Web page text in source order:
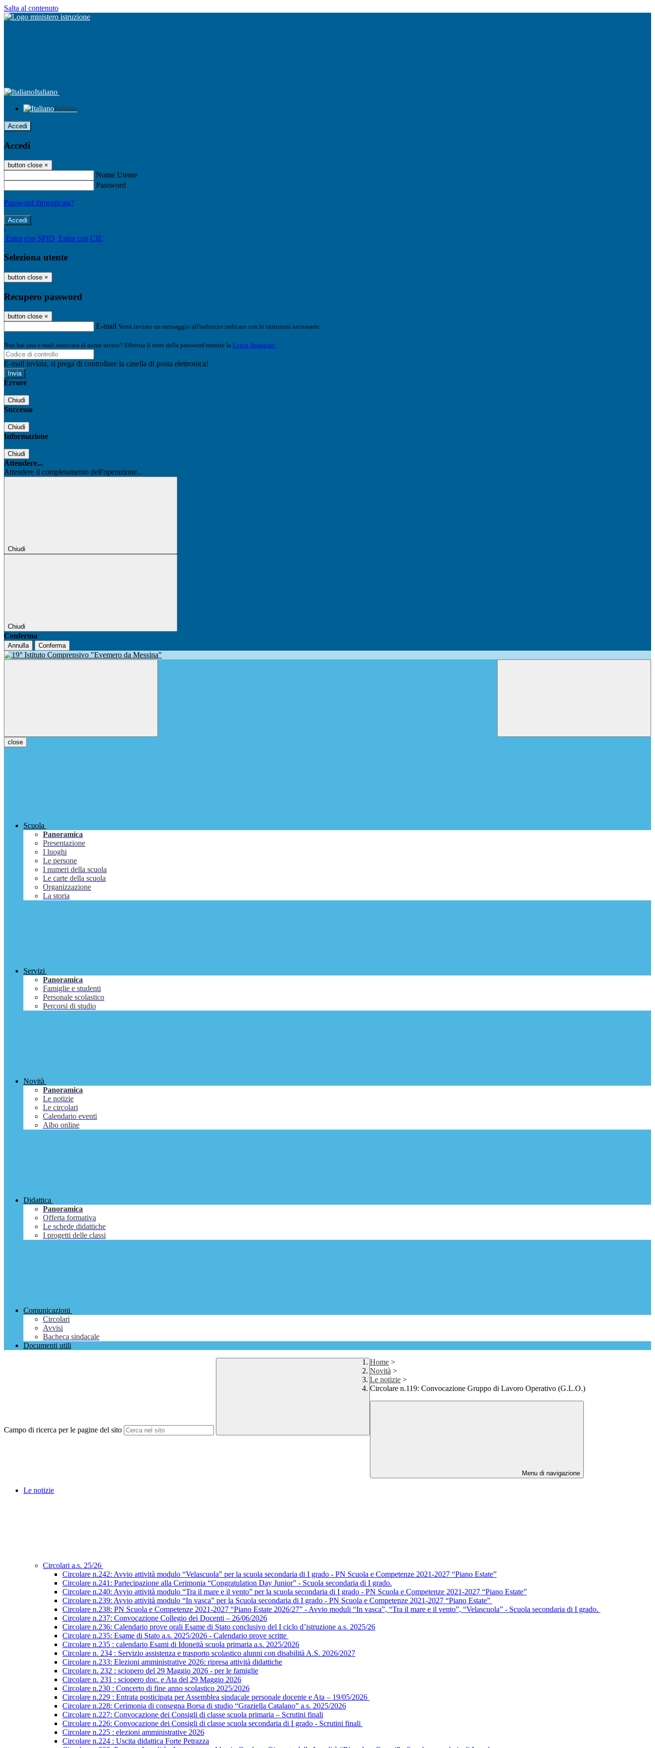
Salta al contenuto
Italiano
Italiano
Accedi
Accedi
button close ×
Nome Utente
Password
Password dimenticata?
-
Entra con SPID Entra con CIE
Seleziona utente
button close ×
Recupero password
button close ×
E-mail Verrà inviato un messaggio all'indirizzo indicato con le istruzioni necessarie.
Non hai una e-mail associata al nome utente? Effettua il reset della password tramite la Login Spaggiari
E-mail inviata, si prega di controllare la casella di posta elettronica!
Errore
Chiudi
Successo
Chiudi
Informazione
Chiudi
Attendere...
Attendere il completamento dell'operazione...
Chiudi
Chiudi
Conferma
Annulla Conferma
close
Scuola
Panoramica
Presentazione
I luoghi
Le persone
I numeri della scuola
Le carte della scuola
Organizzazione
La storia
Servizi
Panoramica
Famiglie e studenti
Personale scolastico
Percorsi di studio
Novità
Panoramica
Le notizie
Le circolari
Calendario eventi
Albo online
Didattica
Panoramica
Offerta formativa
Le schede didattiche
I progetti delle classi
Comunicazioni
Circolari
Avvisi
Bacheca sindacale
Documenti utili
Campo di ricerca per le pagine del sito
Home >
Novità >
Le notizie >
Circolare n.119: Convocazione Gruppo di Lavoro Operativo (G.L.O.)
Menu di navigazione
Le notizie
Circolari a.s. 25/26
Circolare n.242: Avvio attività modulo “Velascuola” per la scuola secondaria di I grado - PN Scuola e Competenze 2021-2027 “Piano Estate”
Circolare n.241: Partecipazione alla Cerimonia “Congratulation Day Junior” - Scuola secondaria di I grado.
Circolare n.240: Avvio attività modulo “Tra il mare e il vento” per la scuola secondaria di I grado - PN Scuola e Competenze 2021-2027 “Piano Estate”
Circolare n.239: Avvio attività modulo “In vasca” per la Scuola secondaria di I grado - PN Scuola e Competenze 2021-2027 “Piano Estate”
Circolare n.238: PN Scuola e Competenze 2021-2027 “Piano Estate 2026/27” - Avvio moduli “In vasca”, “Tra il mare e il vento”, “Velascuola” - Scuola secondaria di I grado.
Circolare n.237: Convocazione Collegio dei Docenti – 26/06/2026
Circolare n.236: Calendario prove orali Esame di Stato conclusivo del I ciclo d’istruzione a.s. 2025/26
Circolare n.235: Esame di Stato a.s. 2025/2026 - Calendario prove scritte
Circolare n.235 : calendario Esami di Idoneità scuola primaria a.s. 2025/2026
Circolare n. 234 : Servizio assistenza e trasporto scolastico alunni con disabilità A.S. 2026/2027
Circolare n.233: Elezioni amministrative 2026: ripresa attività didattiche
Circolare n. 232 : sciopero del 29 Maggio 2026 - per le famiglie
Circolare n. 231 : sciopero doc. e Ata del 29 Maggio 2026
Circolare n.230 : Concerto di fine anno scolastico 2025/2026
Circolare n.229 : Entrata posticipata per Assemblea sindacale personale docente e Ata – 19/05/2026
Circolare n.228: Cerimonia di consegna Borsa di studio “Graziella Catalano” a.s. 2025/2026
Circolare n.227: Convocazione dei Consigli di classe scuola primaria – Scrutini finali
Circolare n.226: Convocazione dei Consigli di classe scuola secondaria di I grado - Scrutini finali
Circolare n.225 : elezioni amministrative 2026
Circolare n.224 : Uscita didattica Forte Petrazza